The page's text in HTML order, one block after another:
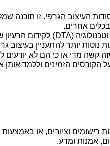
אמנות ומדע.